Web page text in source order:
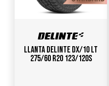
Llanta DELINTE DX/10 LT
275/60 R20 123/120S